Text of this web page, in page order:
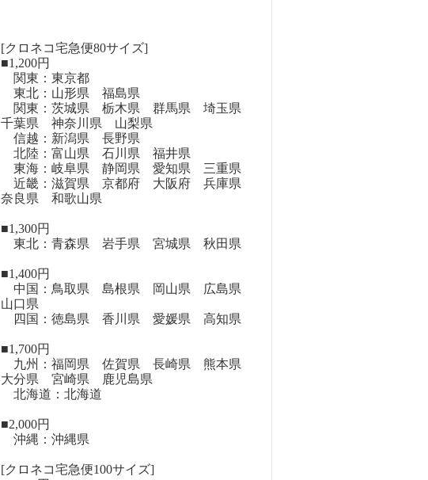
[クロネコ宅急便80サイズ]
■1,200円
関東：東京都
東北：山形県 福島県
関東：茨城県 栃木県 群馬県 埼玉県
千葉県 神奈川県 山梨県
信越：新潟県 長野県
北陸：富山県 石川県 福井県
東海：岐阜県 静岡県 愛知県 三重県
近畿：滋賀県 京都府 大阪府 兵庫県
奈良県 和歌山県
■1,300円
東北：青森県 岩手県 宮城県 秋田県
■1,400円
中国：鳥取県 島根県 岡山県 広島県
山口県
四国：徳島県 香川県 愛媛県 高知県
■1,700円
九州：福岡県 佐賀県 長崎県 熊本県
大分県 宮崎県 鹿児島県
北海道：北海道
■2,000円
沖縄：沖縄県
[クロネコ宅急便100サイズ]